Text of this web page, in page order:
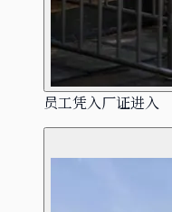
员工凭入厂证进入